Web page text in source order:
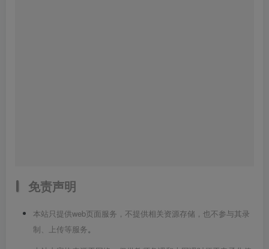
免责声明
本站只提供web页面服务，不提供相关资源存储，也不参与其录
制、上传等服务。